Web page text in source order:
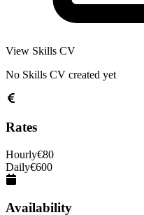
View Skills CV
No Skills CV created yet
Rates
Hourly€80
Daily€600
Availability